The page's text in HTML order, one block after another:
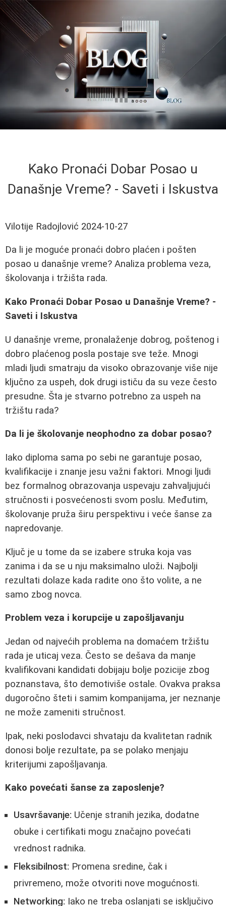
Kako Pronaći Dobar Posao u
Današnje Vreme? - Saveti i Iskustva
Vilotije Radojlović 2024-10-27
Da li je moguće pronaći dobro plaćen i pošten
posao u današnje vreme? Analiza problema veza,
školovanja i tržišta rada.
Kako Pronaći Dobar Posao u Današnje Vreme? -
Saveti i Iskustva
U današnje vreme, pronalaženje dobrog, poštenog i
dobro plaćenog posla postaje sve teže. Mnogi
mladi ljudi smatraju da visoko obrazovanje više nije
ključno za uspeh, dok drugi ističu da su veze često
presudne. Šta je stvarno potrebno za uspeh na
tržištu rada?
Da li je školovanje neophodno za dobar posao?
Iako diploma sama po sebi ne garantuje posao,
kvalifikacije i znanje jesu važni faktori. Mnogi ljudi
bez formalnog obrazovanja uspevaju zahvaljujući
stručnosti i posvećenosti svom poslu. Međutim,
školovanje pruža širu perspektivu i veće šanse za
napredovanje.
Ključ je u tome da se izabere struka koja vas
zanima i da se u nju maksimalno uloži. Najbolji
rezultati dolaze kada radite ono što volite, a ne
samo zbog novca.
Problem veza i korupcije u zapošljavanju
Jedan od najvećih problema na domaćem tržištu
rada je uticaj veza. Često se dešava da manje
kvalifikovani kandidati dobijaju bolje pozicije zbog
poznanstava, što demotiviše ostale. Ovakva praksa
dugoročno šteti i samim kompanijama, jer neznanje
ne može zameniti stručnost.
Ipak, neki poslodavci shvataju da kvalitetan radnik
donosi bolje rezultate, pa se polako menjaju
kriterijumi zapošljavanja.
Kako povećati šanse za zaposlenje?
Usavršavanje: Učenje stranih jezika, dodatne
obuke i certifikati mogu značajno povećati
vrednost radnika.
Fleksibilnost: Promena sredine, čak i
privremeno, može otvoriti nove mogućnosti.
Networking: Iako ne treba oslanjati se isključivo